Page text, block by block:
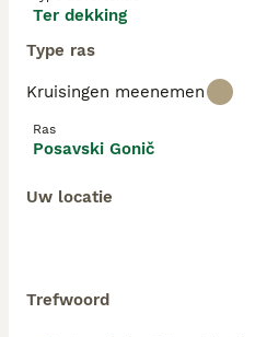
Ter dekking
Type ras
Kruisingen meenemen
Ras
Posavski Gonič
Uw locatie
Trefwoord